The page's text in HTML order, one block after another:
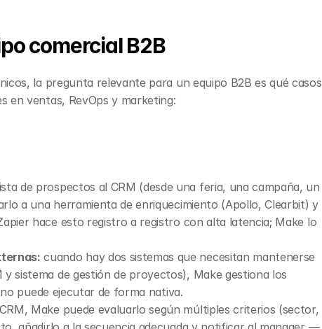
comercial B2B
la pregunta relevante para un equipo B2B es qué casos
en ventas, RevOps y marketing:
de prospectos al CRM (desde una feria, una campaña, un
a una herramienta de enriquecimiento (Apollo, Clearbit) y
hace esto registro a registro con alta latencia; Make lo
cuando hay dos sistemas que necesitan mantenerse
sistema de gestión de proyectos), Make gestiona los
puede ejecutar de forma nativa.
Make puede evaluarlo según múltiples criterios (sector,